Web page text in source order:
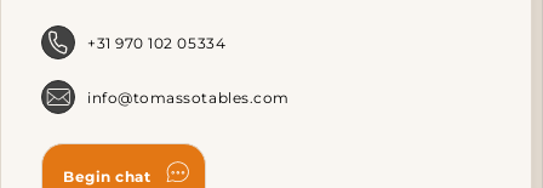
+31 970 102 05334
info@tomassotables.com